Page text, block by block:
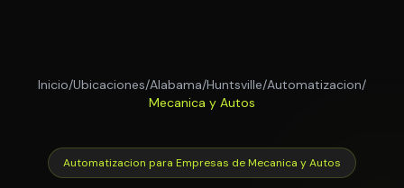
Inicio/Ubicaciones/Alabama/Huntsville/Automatizacion/
Mecanica y Autos
Automatizacion para Empresas de Mecanica y Autos